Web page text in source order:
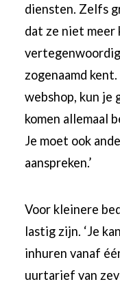
diensten. Zelfs
dat ze niet meer
zogenaamd
webshop, kun je
komen allemaal
Je moet ook
aanspreken.’
Voor kleinere
lastig zijn. ‘Je
inhuren vanaf
uurtarief van